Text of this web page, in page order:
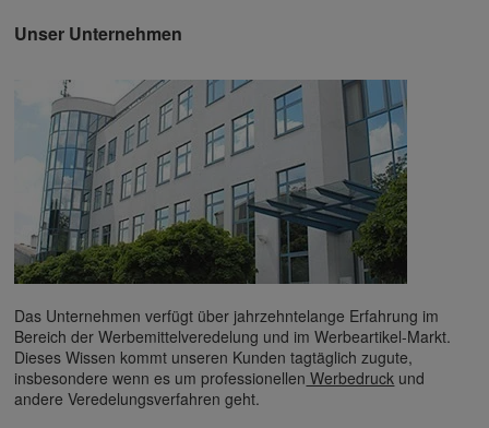
Unser Unternehmen
Das Unternehmen verfügt über jahrzehntelange Erfahrung im
Bereich der Werbemittelveredelung und im Werbeartikel-Markt.
Dieses Wissen kommt unseren Kunden tagtäglich zugute,
insbesondere wenn es um professionellen Werbedruck und
andere Veredelungsverfahren geht.